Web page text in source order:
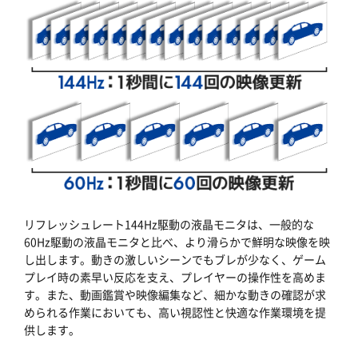
リフレッシュレート144Hz駆動の液晶モニタは、一般的な
60Hz駆動の液晶モニタと比べ、より滑らかで鮮明な映像を映
し出します。動きの激しいシーンでもブレが少なく、ゲーム
プレイ時の素早い反応を支え、プレイヤーの操作性を高めま
す。また、動画鑑賞や映像編集など、細かな動きの確認が求
められる作業においても、高い視認性と快適な作業環境を提
供します。